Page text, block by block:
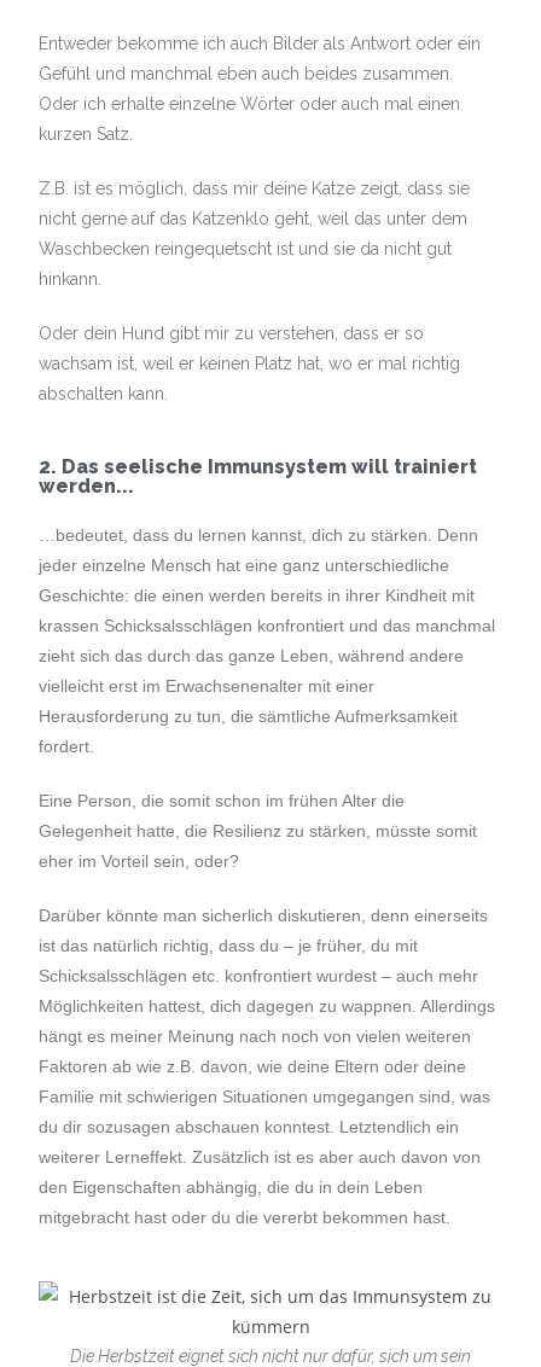
Entweder bekomme ich auch Bilder als Antwort oder ein
Gefühl und manchmal eben auch beides zusammen.
Oder ich erhalte einzelne Wörter oder auch mal einen
kurzen Satz.
Z.B. ist es möglich, dass mir deine Katze zeigt, dass sie
nicht gerne auf das Katzenklo geht, weil das unter dem
Waschbecken reingequetscht ist und sie da nicht gut
hinkann.
Oder dein Hund gibt mir zu verstehen, dass er so
wachsam ist, weil er keinen Platz hat, wo er mal richtig
abschalten kann.
2. Das seelische Immunsystem will trainiert
werden...
…bedeutet, dass du lernen kannst, dich zu stärken. Denn
jeder einzelne Mensch hat eine ganz unterschiedliche
Geschichte: die einen werden bereits in ihrer Kindheit mit
krassen Schicksalsschlägen konfrontiert und das manchmal
zieht sich das durch das ganze Leben, während andere
vielleicht erst im Erwachsenenalter mit einer
Herausforderung zu tun, die sämtliche Aufmerksamkeit
fordert.
Eine Person, die somit schon im frühen Alter die
Gelegenheit hatte, die Resilienz zu stärken, müsste somit
eher im Vorteil sein, oder?
Darüber könnte man sicherlich diskutieren, denn einerseits
ist das natürlich richtig, dass du – je früher, du mit
Schicksalsschlägen etc. konfrontiert wurdest – auch mehr
Möglichkeiten hattest, dich dagegen zu wappnen. Allerdings
hängt es meiner Meinung nach noch von vielen weiteren
Faktoren ab wie z.B. davon, wie deine Eltern oder deine
Familie mit schwierigen Situationen umgegangen sind, was
du dir sozusagen abschauen konntest. Letztendlich ein
weiterer Lerneffekt. Zusätzlich ist es aber auch davon von
den Eigenschaften abhängig, die du in dein Leben
mitgebracht hast oder du die vererbt bekommen hast.
Die Herbstzeit eignet sich nicht nur dafür, sich um sein